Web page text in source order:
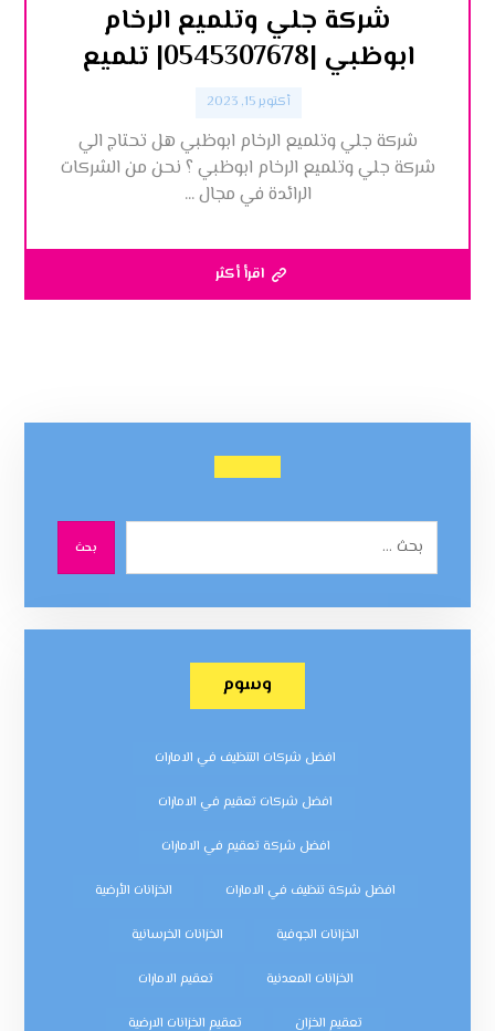
شركة جلي وتلميع الرخام
ابوظبي |0545307678| تلميع
أكتوبر 15, 2023
شركة جلي وتلميع الرخام ابوظبي هل تحتاج الي
شركة جلي وتلميع الرخام ابوظبي ؟ نحن من الشركات
الرائدة في مجال ...
اقرأ أكثر
بحث
وسوم
افضل شركات التنظيف في الامارات
افضل شركات تعقيم في الامارات
افضل شركة تعقيم في الامارات
افضل شركة تنظيف في الامارات الخزانات الأرضية
الخزانات الجوفية الخزانات الخرسانية
الخزانات المعدنية تعقيم الامارات
تعقيم الخزان تعقيم الخزانات الارضية